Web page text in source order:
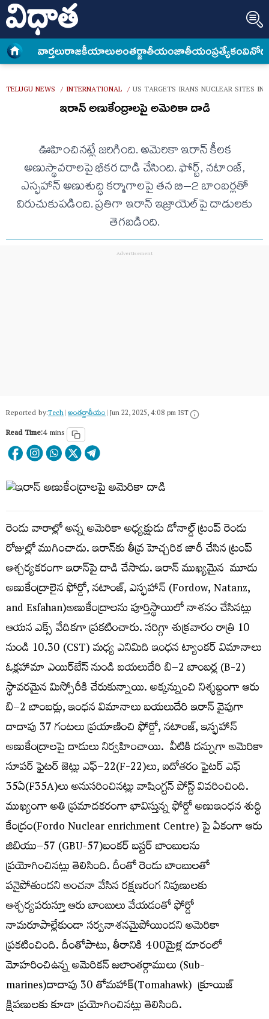
వార్త‌లురాజకీయాలుఅంత‌ర్జాతీయంజాతీయంప్రత్యేకం
TELUGU NEWS / INTERNATIONAL / US TARGETS IRANS NUCLEAR SITES
ఇరాన్ అణుకేంద్రాలపై అమెరికా దాడి
ఊహించినట్లే జరిగింది. అమెరికా ఇరాన్ కీలక
అణుస్థావరాలపై భీకర దాడి చేసింది. ఫోర్ట్​, నటాంజ్​,
ఎస్ఫహాన్​ అణుశుద్ధి కర్మాగాలపై తన బి–2 బాంబర్లతో
విరుచుకుపడింది. ప్రతిగా ఇరాన్​ ఇజ్రాయెల్​పై దాడులకు
తెగబడింది.
Reported by:Tech|అంత‌ర్జాతీయం|Jun 22, 2025, 4:08 pm IST
Read Time:4 mins
రెండు వారాల్లో అన్న అమెరికా అధ్యక్షుడు డోనాల్డ్​ ట్రంప్​ రెండు
రోజుల్లో ముగించాడు. ఇరాన్​కు తీవ్ర హెచ్చరిక జారీ చేసిన ట్రంప్​
ఆశ్చర్యకరంగా ఇరాన్​పై దాడి చేసాడు. ఇరాన్​ ముఖ్యమైన మూడు
అణుకేంద్రాలైన ఫోర్డో, నటాంజ్​, ఎస్ఫహాన్ (Fordow, Natanz,
and Esfahan)అణుకేంద్రాలను పూర్తిస్థాయిలో నాశనం చేసినట్లు
ఆయన ఎక్స్​ వేదికగా ప్రకటించారు. సరిగ్గా శుక్రవారం రాత్రి 10
నుండి 10.30 (CST) మధ్య ఎనిమిది ఇంధన ట్యాంకర్​ విమానాలు
ఓక్లహామా ఎయిర్​బేస్​ నుండి బయలుదేరి బి–2 బాంబర్ల (B-2)
స్థావరమైన మిస్సోరీకి చేరుకున్నాయి. అక్కన్నుంచి నిశ్శబ్దంగా ఆరు
బి–2 బాంబర్లు, ఇంధన విమానాలు బయలుదేరి ఇరాన్​ వైపుగా
దాదాపు 37 గంటలు ప్రయాణించి ఫోర్డో, నటాంజ్​, ఇస్ఫహాన్​
అణుకేంద్రాలపై దాడులు నిర్వహించాయి. వీటికి దన్నుగా అమెరికా
సూపర్​ ఫైటర్​ జెట్లు ఎఫ్​–22(F-22)లు, ఐదోతరం ఫైటర్​ ఎఫ్​
‌‌35ఏ(F35A)లు అనుసరించినట్లు వాషింగ్టన్​ పోస్ట్​ వివరించింది.
ముఖ్యంగా అతి ప్రమాదకరంగా భావిస్తున్న ఫోర్డో అణుఇంధన శుద్ధి
కేంద్రం(Fordo Nuclear enrichment Centre) పై ఏకంగా ఆరు
జిబియు–57 (GBU-57)బంకర్​ బస్టర్​ బాంబులను
ప్రయోగించినట్లు తెలిసింది. దీంతో రెండు బాంబులతో
పనైపోతుందని అంచనా వేసిన రక్షణరంగ నిపుణులకు
ఆశ్చర్యపరుస్తూ ఆరు బాంబులు వేయడంతో ఫోర్డో
నామరూపాల్లేకుండా సర్వనాశనమైపోయిందని అమెరికా
ప్రకటించింది. దీంతోపాటు, తీరానికి 400మైళ్ల దూరంలో
మోహరించిఉన్న అమెరికన్​ జలాంతర్గాములు (Sub-
marines)దాదాపు 30 తోమహాక్(Tomahawk)​ క్రూయిజ్​
క్షిపణులకు కూడా ప్రయోగించినట్లు తెలిసింది.